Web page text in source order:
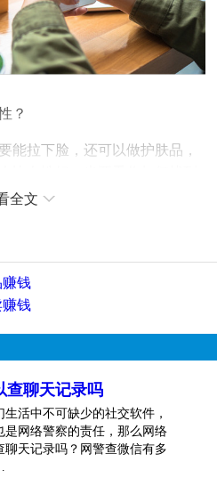
？
能拉下脸，还可以做护肤品，
。关键是要学会利用身边的资
全文
钱
钱
查聊天记录吗
生活中不可缺少的社交软件，
是网络警察的责任，那么网络
聊天记录吗？网警查微信有多